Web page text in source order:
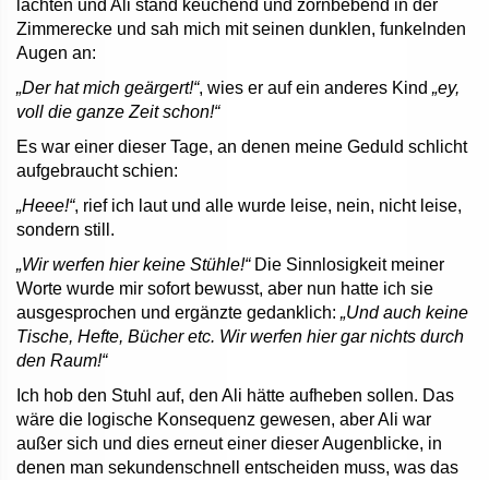
lachten und Ali stand keuchend und zornbebend in der
Zimmerecke und sah mich mit seinen dunklen, funkelnden
Augen an:
„Der hat mich geärgert!“, wies er auf ein anderes Kind „ey,
voll die ganze Zeit schon!“
Es war einer dieser Tage, an denen meine Geduld schlicht
aufgebraucht schien:
„Heee!“, rief ich laut und alle wurde leise, nein, nicht leise,
sondern still.
„Wir werfen hier keine Stühle!“Die Sinnlosigkeit meiner
Worte wurde mir sofort bewusst, aber nun hatte ich sie
ausgesprochen und ergänzte gedanklich: „Und auch keine
Tische, Hefte, Bücher etc. Wir werfen hier gar nichts durch
den Raum!“
Ich hob den Stuhl auf, den Ali hätte aufheben sollen. Das
wäre die logische Konsequenz gewesen, aber Ali war
außer sich und dies erneut einer dieser Augenblicke, in
denen man sekundenschnell entscheiden muss, was das